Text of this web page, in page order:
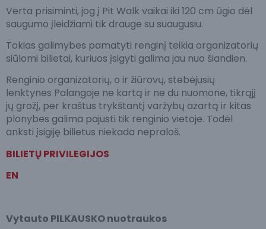
Verta prisiminti, jog į Pit Walk vaikai iki 120 cm ūgio dėl
saugumo įleidžiami tik drauge su suaugusiu.
Tokias galimybes pamatyti renginį teikia organizatorių
siūlomi bilietai, kuriuos įsigyti galima jau nuo šiandien.
Renginio organizatorių, o ir žiūrovų, stebėjusių
lenktynes Palangoje ne kartą ir ne du nuomone, tikrąjį
jų grožį, per kraštus trykštantį varžybų azartą ir kitas
plonybes galima pajusti tik renginio vietoje. Todėl
anksti įsigiję bilietus niekada nepraloš.
BILIETŲ PRIVILEGIJOS
EN
Vytauto PILKAUSKO nuotraukos